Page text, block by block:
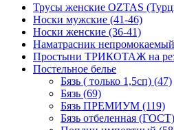
Трусы женские OZTAS
Носки мужские (41-46)
Носки женские (36-41)
Наматрасник
Простыни ТРИКОТАЖ на
Постельное белье
Бязь ( только 1,5сп) (47)
Бязь (69)
Бязь ПРЕМИУМ (119)
Бязь отбеленная